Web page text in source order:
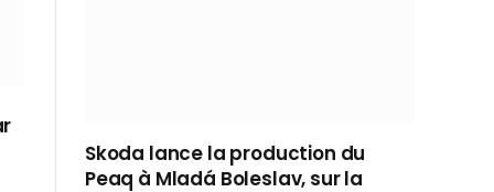
Skoda lance la production du
Peaq à Mladá Boleslav, sur la